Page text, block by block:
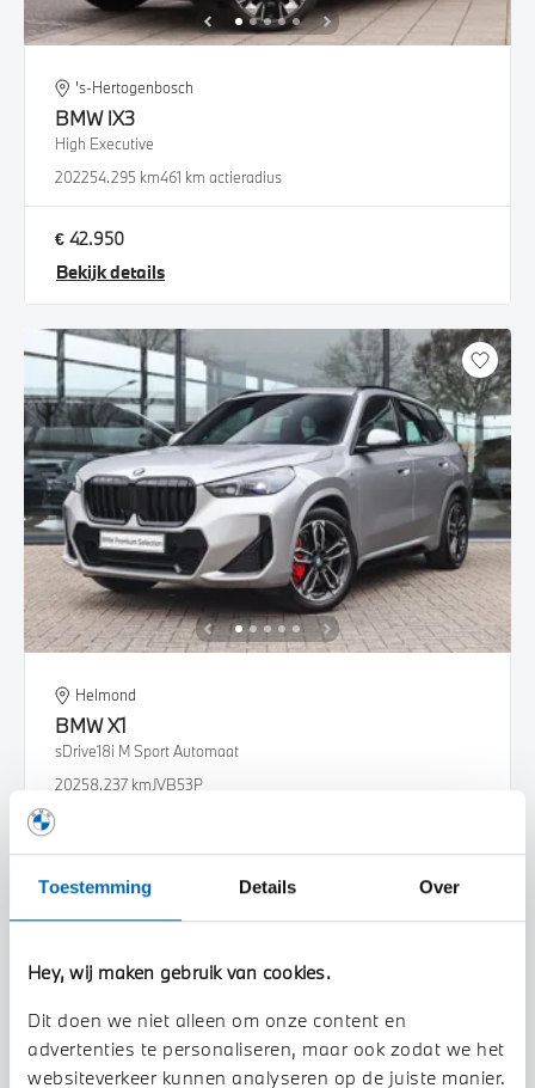
Toestemming Details Over
Hey, wij maken gebruik van cookies.
Dit doen we niet alleen om onze content en
advertenties te personaliseren, maar ook zodat we het
websiteverkeer kunnen analyseren op de juiste manier.
's-Hertogenbosch
BMW iX3
High Executive
202254.295 km461 km actieradius
€ 42.950
Bekijk details
Helmond
BMWX1
sDrive18i M Sport Automaat
20258.237 kmJVB53P
Bekijk details